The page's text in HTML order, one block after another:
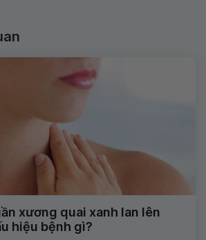
xương quai xanh lan lên
hiệu bệnh gì?